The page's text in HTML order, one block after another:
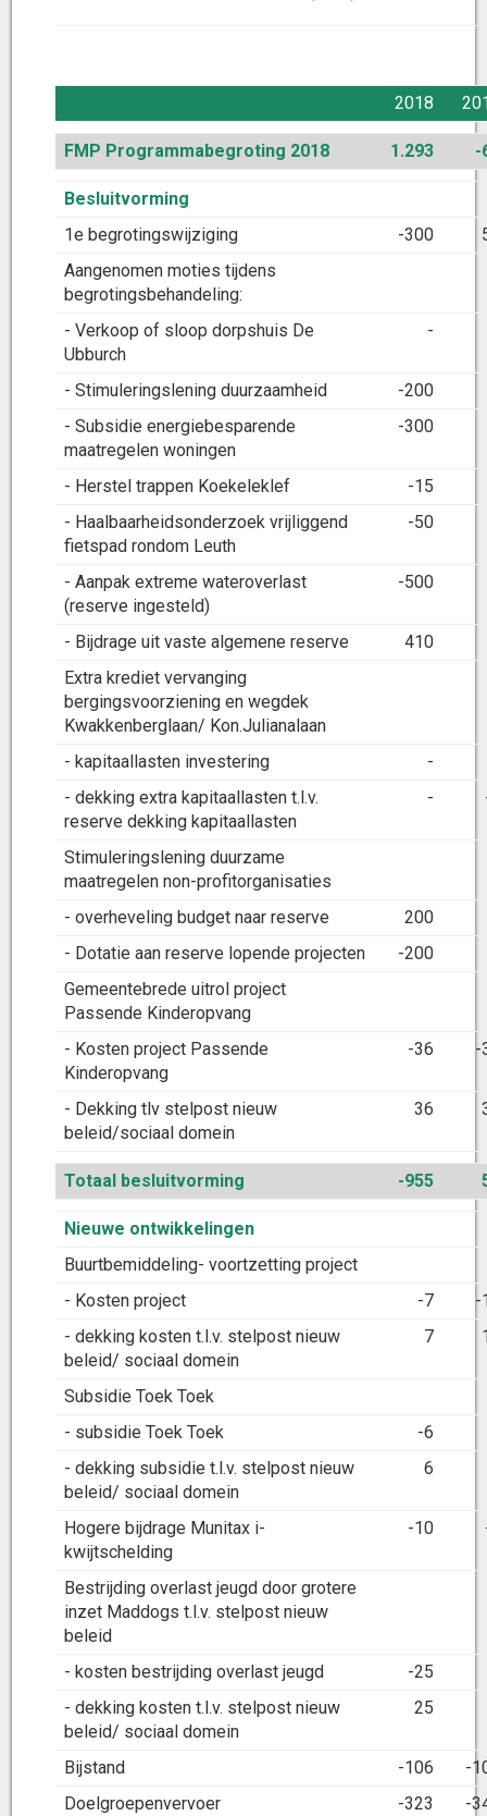
2018
FMP Programmabegroting 2018 1.293 -
Besluitvorming
1e begrotingswijziging
-300
Aangenomen moties tijdens
begrotingsbehandeling:
- Verkoop of sloop dorpshuis De
Ubburch
-
- Stimuleringslening duurzaamheid
-200
- Subsidie energiebesparende
maatregelen woningen
-300
- Herstel trappen Koekeleklef
-15
- Haalbaarheidsonderzoek vrijliggend
fietspad rondom Leuth
-50
- Aanpak extreme wateroverlast
(reserve ingesteld)
-500
- Bijdrage uit vaste algemene reserve
410
Extra krediet vervanging
bergingsvoorziening en wegdek
Kwakkenberglaan/ Kon.Julianalaan
- kapitaallasten investering
-
- dekking extra kapitaallasten t.l.v.
reserve dekking kapitaallasten
-
Stimuleringslening duurzame
maatregelen non-profitorganisaties
- overheveling budget naar reserve
200
- Dotatie aan reserve lopende projecten
-200
Gemeentebrede uitrol project
Passende Kinderopvang
- Kosten project Passende
Kinderopvang
-36 -
- Dekking tlv stelpost nieuw
beleid/sociaal domein
36
Totaal besluitvorming -955
Nieuwe ontwikkelingen
Buurtbemiddeling- voortzetting project
- Kosten project
-7
-
- dekking kosten t.l.v. stelpost nieuw
beleid/ sociaal domein
7
Subsidie Toek Toek
- subsidie Toek Toek
-6
- dekking subsidie t.l.v. stelpost nieuw
beleid/ sociaal domein
6
Hogere bijdrage Munitax i-
kwijtschelding
-10
Bestrijding overlast jeugd door grotere
inzet Maddogs t.l.v. stelpost nieuw
beleid
- kosten bestrijding overlast jeugd
-25
- dekking kosten t.l.v. stelpost nieuw
beleid/ sociaal domein
25
Bijstand -106
-
Doelgroepenvervoer
-323
-